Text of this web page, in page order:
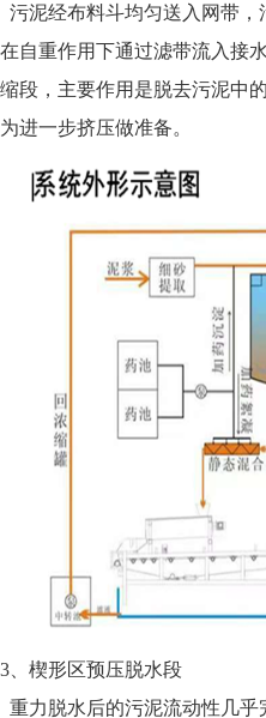
污泥经布料斗均匀送入网带
在自重作用下通过滤带流入接
缩段，主要作用是脱去污泥中
为进一步挤压做准备。
3、楔形区预压脱水段
重力脱水后的污泥流动性几